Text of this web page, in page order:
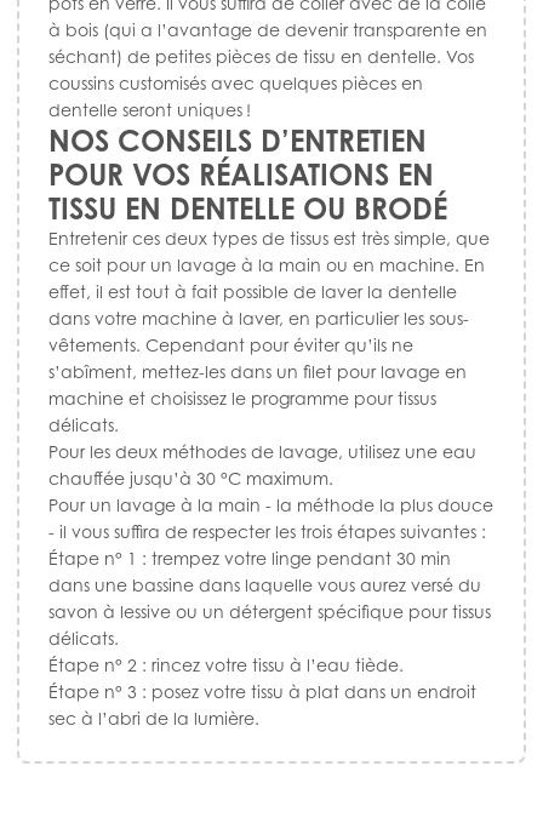
à bois (qui a l’avantage de devenir transparente en
séchant) de petites pièces de tissu en dentelle. Vos
coussins customisés avec quelques pièces en
dentelle seront uniques !
NOS CONSEILS D’ENTRETIEN
POUR VOS RÉALISATIONS EN
TISSU EN DENTELLE OU BRODÉ
Entretenir ces deux types de tissus est très simple, que
ce soit pour un lavage à la main ou en machine. En
effet, il est tout à fait possible de laver la dentelle
dans votre machine à laver, en particulier les sous-
vêtements. Cependant pour éviter qu’ils ne
s’abîment, mettez-les dans un filet pour lavage en
machine et choisissez le programme pour tissus
délicats.
Pour les deux méthodes de lavage, utilisez une eau
chauffée jusqu’à 30 °C maximum.
Pour un lavage à la main - la méthode la plus douce
- il vous suffira de respecter les trois étapes suivantes :
Étape n° 1 : trempez votre linge pendant 30 min
dans une bassine dans laquelle vous aurez versé du
savon à lessive ou un détergent spécifique pour tissus
délicats.
Étape n° 2 : rincez votre tissu à l’eau tiède.
Étape n° 3 : posez votre tissu à plat dans un endroit
sec à l’abri de la lumière.